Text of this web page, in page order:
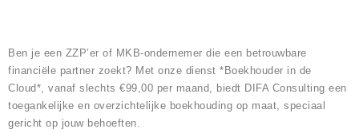
Ben je een ZZP’er of MKB-ondernemer die een betrouwbare
financiële partner zoekt? Met onze dienst *Boekhouder in de
Cloud*, vanaf slechts €99,00 per maand, biedt DIFA Consulting een
toegankelijke en overzichtelijke boekhouding op maat, speciaal
gericht op jouw behoeften.